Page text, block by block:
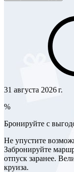
31 августа 2026 г.
%
Бронируйте с
Не упустите
Забронируйте
отпуск заранее.
круиза.